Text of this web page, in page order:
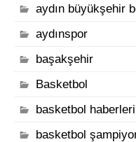
aydın büyükşehir
aydınspor
başakşehir
Basketbol
basketbol haberleri
basketbol